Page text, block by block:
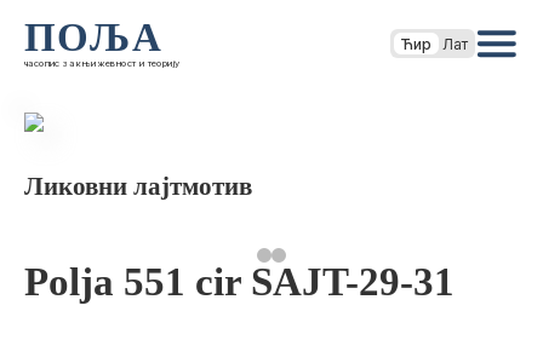
ПОЉА
часопис за књижевност и теорију
Ћир Лат
Ликовни лајтмотив
Polja 551 cir SAJT-29-31